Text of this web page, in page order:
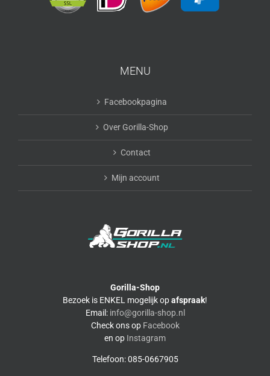
MENU
Facebookpagina
Over Gorilla-Shop
Contact
Mijn account
Gorilla-Shop
Bezoek is ENKEL mogelijk opafspraak!
Email: info@gorilla-shop.nl
Check ons op Facebook
en op Instagram
Telefoon: 085-0667905